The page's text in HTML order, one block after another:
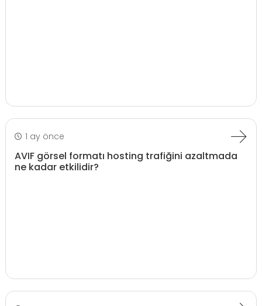
1 ay önce
AVIF görsel formatı hosting trafiğini azaltmada
ne kadar etkilidir?